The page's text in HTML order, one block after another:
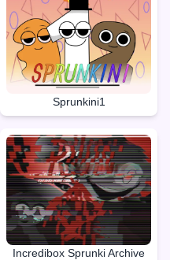
Sprunkini1
Incredibox Sprunki Archive